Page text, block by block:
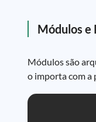
Módulos e
Módulos são
o importa com a